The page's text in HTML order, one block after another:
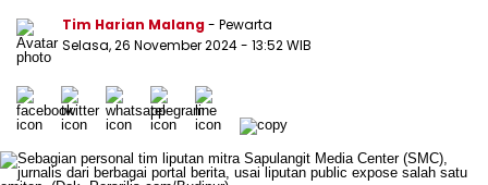
Tim Harian Malang- Pewarta
Selasa, 26 November 2024- 13:52 WIB